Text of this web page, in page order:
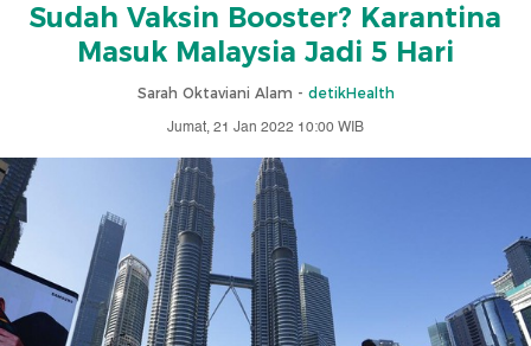
Sudah Vaksin Booster? Karantina
Masuk Malaysia Jadi 5 Hari
Sarah Oktaviani Alam - detikHealth
Jumat, 21 Jan 2022 10:00 WIB